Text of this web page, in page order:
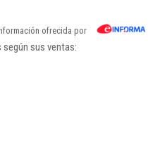
ofrecida por
sus ventas: